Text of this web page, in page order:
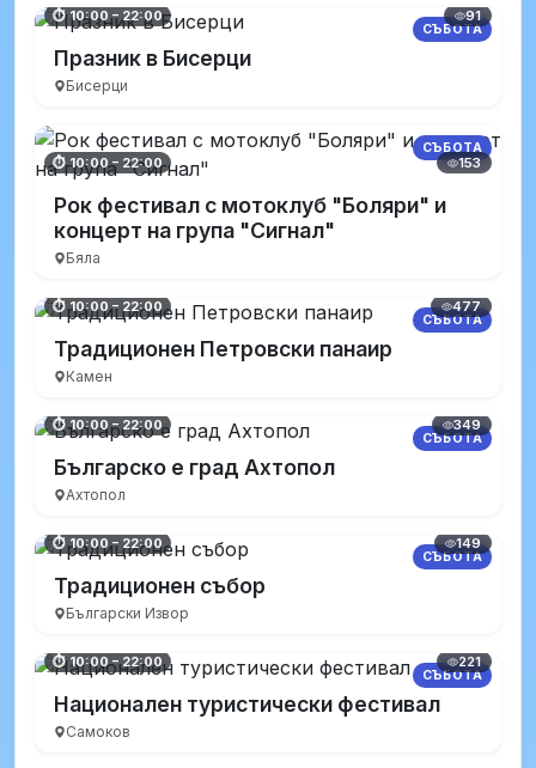
СЪБОТА
⏱ 10:00 – 22:00 91
Празник в Бисерци
Бисерци
СЪБОТА
⏱ 10:00 – 22:00 153
Рок фестивал с мотоклуб "Боляри" и
концерт на група "Сигнал"
Бяла
СЪБОТА
⏱ 10:00 – 22:00 477
Традиционен Петровски панаир
Камен
СЪБОТА
⏱ 10:00 – 22:00 349
Българско е град Ахтопол
Ахтопол
СЪБОТА
⏱ 10:00 – 22:00 149
Традиционен събор
Български Извор
СЪБОТА
⏱ 10:00 – 22:00 221
Национален туристически фестивал
Самоков